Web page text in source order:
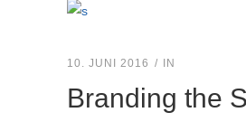
10. JUNI 2016 IN
Branding the